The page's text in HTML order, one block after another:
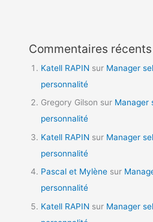
Commentaires récents
Katell RAPIN sur Manager
personnalité
Gregory Gilson sur Manager
personnalité
Katell RAPIN sur Manager
personnalité
Pascal et Mylène sur
personnalité
Katell RAPIN sur Manager